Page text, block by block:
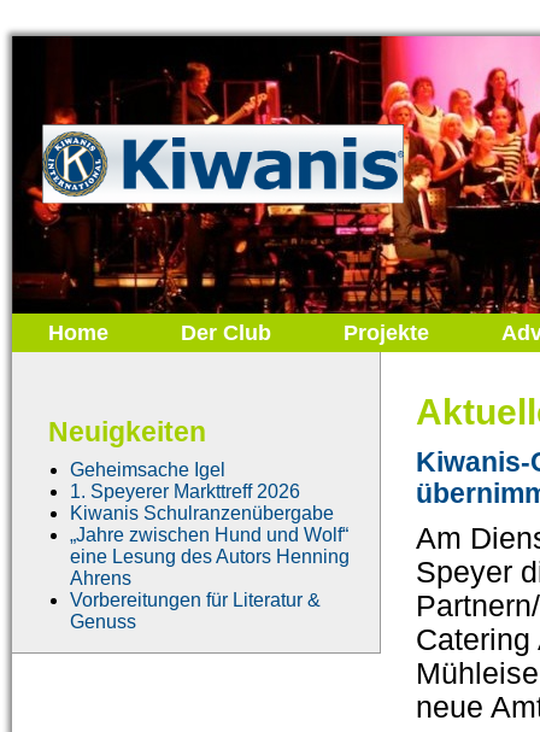
Home Der Club Projekte
Neuigkeiten
Geheimsache Igel
1. Speyerer Markttreff 2026
Kiwanis Schulranzenübergabe
„Jahre zwischen Hund und Wolf“
eine Lesung des Autors Henning
Ahrens
Vorbereitungen für Literatur &
Genuss
Kiwanis-
Am
Speyer
Catering
neue